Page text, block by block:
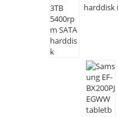
harddisk